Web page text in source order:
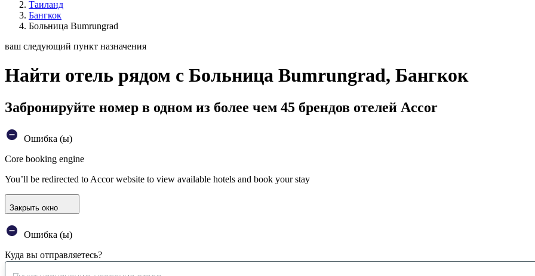
Таиланд
Бангкок
Больница Bumrungrad
ваш следующий пункт назначения
Найти отель рядом с Больница Bumrungrad, Бангкок
Забронируйте номер в одном из более чем 45 брендов отелей Accor
Ошибка (ы)
Core booking engine
You’ll be redirected to Accor website to view available hotels and book your stay
Закрыть окно
Ошибка (ы)
Куда вы отправляетесь?